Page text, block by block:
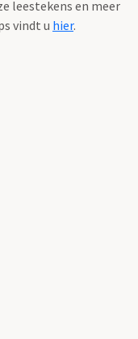
leestekens en meer
vindt u hier.